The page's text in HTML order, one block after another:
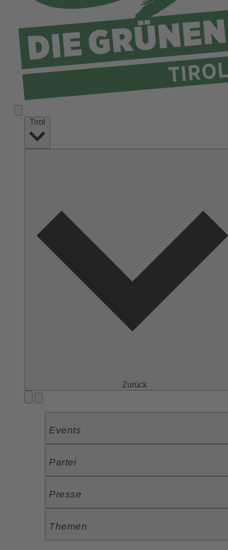
Tirol
Zurück
Events
Partei
Presse
Themen